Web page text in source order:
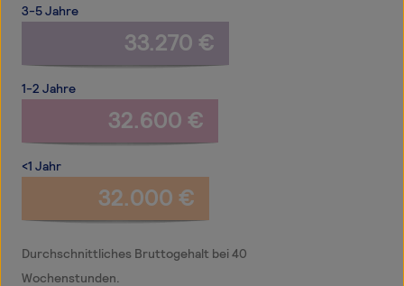
3-5 Jahre
33.270 €
1-2 Jahre
32.600 €
<1 Jahr
32.000 €
Durchschnittliches Bruttogehalt bei 40
Wochenstunden.